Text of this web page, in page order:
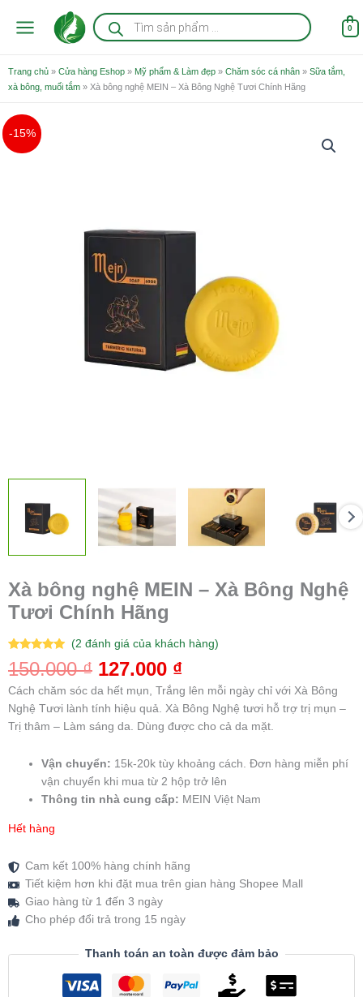
Tìm
kiếm
sản
0
Trang chủ » Cửa hàng Eshop » Mỹ phẩm & Làm đẹp » Chăm sóc cá nhân » Sữa tắm,
xà bông, muối tắm » Xà bông nghệ MEIN – Xà Bông Nghệ Tươi Chính Hãng
-15%
Xà bông nghệ MEIN – Xà Bông Nghệ
Tươi Chính Hãng
5.00 trên 5
dựa trên
2
(2 đánh giá của khách hàng)
150.000₫ 127.000 ₫
Cách chăm sóc da hết mụn, Trắng lên mỗi ngày chỉ với Xà Bông
Nghệ Tươi lành tính hiệu quả. Xà Bông Nghệ tươi hỗ trợ trị mụn –
Trị thâm – Làm sáng da. Dùng được cho cả da mặt.
Vận chuyển: 15k-20k tùy khoảng cách. Đơn hàng miễn phí
vận chuyển khi mua từ 2 hộp trở lên
Thông tin nhà cung cấp: MEIN Việt Nam
Hết hàng
Cam kết 100% hàng chính hãng
Tiết kiệm hơn khi đặt mua trên gian hàng Shopee Mall
Giao hàng từ 1 đến 3 ngày
Cho phép đổi trả trong 15 ngày
Thanh toán an toàn được đảm bảo